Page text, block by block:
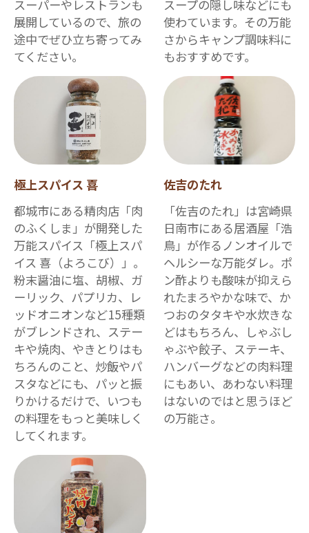
スーパーやレストランも
展開しているので、旅の
途中でぜひ立ち寄ってみ
てください。
スープの隠し味などにも
使わています。その万能
さからキャンプ調味料に
もおすすめです。
極上スパイス 喜
都城市にある精肉店「肉
のふくしま」が開発した
万能スパイス「極上スパ
イス 喜（よろこび）」。
粉末醤油に塩、胡椒、ガ
ーリック、パプリカ、レ
ッドオニオンなど15種類
がブレンドされ、ステー
キや焼肉、やきとりはも
ちろんのこと、炒飯やパ
スタなどにも、パッと振
りかけるだけで、いつも
の料理をもっと美味しく
してくれます。
佐吉のたれ
「佐吉のたれ」は宮崎県
日南市にある居酒屋「浩
鳥」が作るノンオイルで
ヘルシーな万能ダレ。ポ
ン酢よりも酸味が抑えら
れたまろやかな味で、か
つおのタタキや水炊きな
どはもちろん、しゃぶし
ゃぶや餃子、ステーキ、
ハンバーグなどの肉料理
にもあい、あわない料理
はないのではと思うほど
の万能さ。